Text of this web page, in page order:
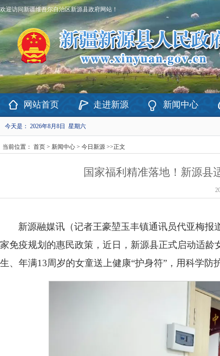
欢迎访问新疆维吾尔自治区新源县政府网站！
网站首页 走进新源 新闻中心
今天是： 2026年8月8日 星期六
当前位置： 首页 > 新闻中心 > 今日新源 >>正文
国家福利精准落地！新源县
新源融媒讯（记者王豪堃玉丰镇通讯员代亚梅
家免疫规划的惠民政策，近日，新源县正式启动适
生、年满13周岁的女童送上健康“护身符”，用科学防